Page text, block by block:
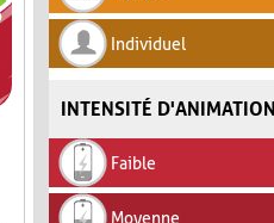
Individuel
INTENSITÉ D'ANIMATION
Faible
Moyenne